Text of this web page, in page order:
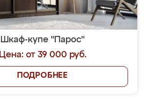
Шкаф-купе "Парос"
Цена: от 39 000 руб.
ПОДРОБНЕЕ